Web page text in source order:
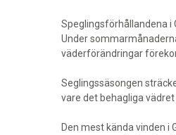
Speglingsförhållandena i
Under
väderförändringar
Seglingssäsongen
vare det behagliga vädret
Den mest kända vinden